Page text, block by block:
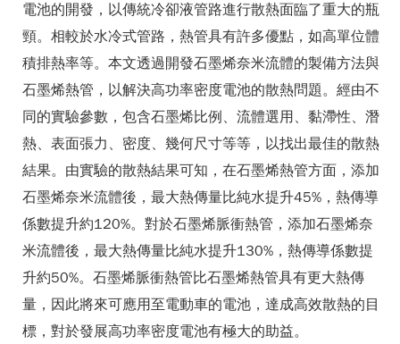
電池的開發，以傳統冷卻液管路進行散熱面臨了重大的瓶
頸。相較於水冷式管路，熱管具有許多優點，如高單位體
積排熱率等。本文透過開發石墨烯奈米流體的製備方法與
石墨烯熱管，以解決高功率密度電池的散熱問題。經由不
同的實驗參數，包含石墨烯比例、流體選用、黏滯性、潛
熱、表面張力、密度、幾何尺寸等等，以找出最佳的散熱
結果。由實驗的散熱結果可知，在石墨烯熱管方面，添加
石墨烯奈米流體後，最大熱傳量比純水提升45%，熱傳導
係數提升約120%。對於石墨烯脈衝熱管，添加石墨烯奈
米流體後，最大熱傳量比純水提升130%，熱傳導係數提
升約50%。石墨烯脈衝熱管比石墨烯熱管具有更大熱傳
量，因此將來可應用至電動車的電池，達成高效散熱的目
標，對於發展高功率密度電池有極大的助益。